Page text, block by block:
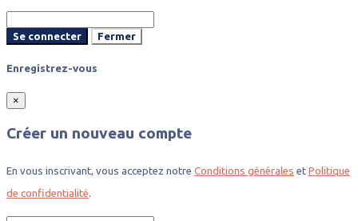
Se connecter Fermer
Enregistrez-vous
×
Créer un nouveau compte
En vous inscrivant, vous acceptez notre Conditions générales et Politique
de confidentialité.